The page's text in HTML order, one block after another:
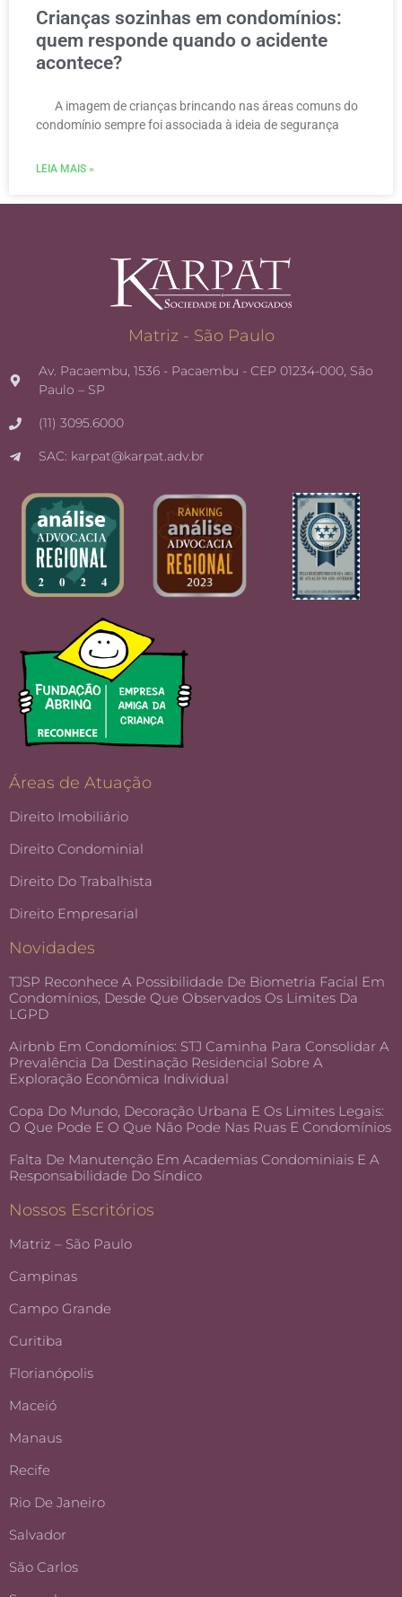
Crianças sozinhas em condomínios:
quem responde quando o acidente
acontece?
A imagem de crianças brincando nas áreas comuns do
condomínio sempre foi associada à ideia de segurança
LEIA MAIS »
Matriz - São Paulo
Av. Pacaembu, 1536 - Pacaembu - CEP 01234-000, São
Paulo – SP
(11) 3095.6000
SAC: karpat@karpat.adv.br
Áreas de Atuação
Direito Imobiliário
Direito Condominial
Direito Do Trabalhista
Direito Empresarial
Novidades
TJSP Reconhece A Possibilidade De Biometria Facial Em
Condomínios, Desde Que Observados Os Limites Da
LGPD
Airbnb Em Condomínios: STJ Caminha Para Consolidar A
Prevalência Da Destinação Residencial Sobre A
Exploração Econômica Individual
Copa Do Mundo, Decoração Urbana E Os Limites Legais:
O Que Pode E O Que Não Pode Nas Ruas E Condomínios
Falta De Manutenção Em Academias Condominiais E A
Responsabilidade Do Síndico
Nossos Escritórios
Matriz – São Paulo
Campinas
Campo Grande
Curitiba
Florianópolis
Maceió
Manaus
Recife
Rio De Janeiro
Salvador
São Carlos